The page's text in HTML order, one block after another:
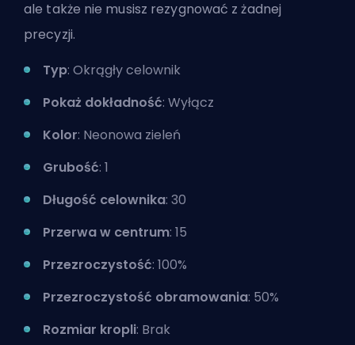
ale także nie musisz rezygnować z żadnej
precyzji.
Typ: Okrągły celownik
Pokaż dokładność: Wyłącz
Kolor: Neonowa zieleń
Grubość: 1
Długość celownika: 30
Przerwa w centrum: 15
Przezroczystość: 100%
Przezroczystość obramowania: 50%
Rozmiar kropli: Brak